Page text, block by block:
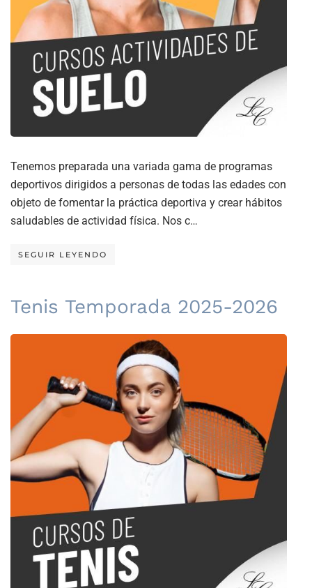
Tenemos preparada una variada gama de programas
deportivos dirigidos a personas de todas las edades con
objeto de fomentar la práctica deportiva y crear hábitos
saludables de actividad física. Nos c…
SEGUIR LEYENDO
Tenis Temporada 2025-2026